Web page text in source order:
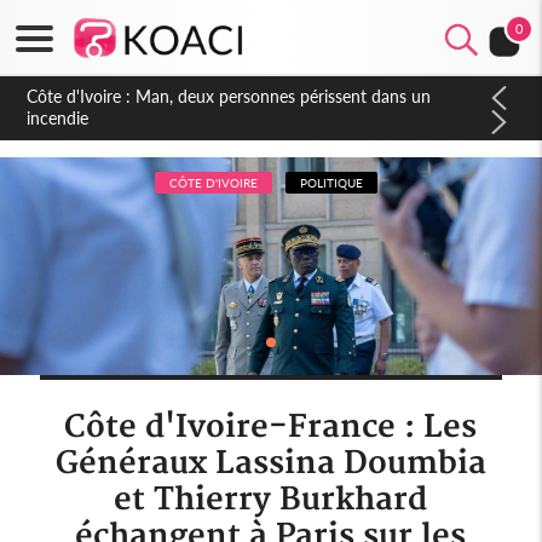
0
Côte d'Ivoire : Séileu, la célébration de la fête nationale
transformée en vaste campagne contre les produits
dépigmentants dangereux
CÔTE D'IVOIRE POLITIQUE
Côte d'Ivoire-France : Les
Généraux Lassina Doumbia
et Thierry Burkhard